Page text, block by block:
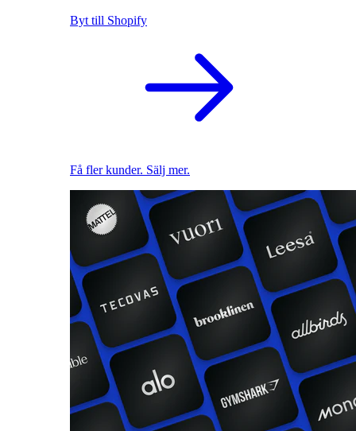
Byt till Shopify
Få fler kunder. Sälj mer.